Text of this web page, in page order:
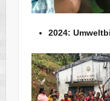
2024: